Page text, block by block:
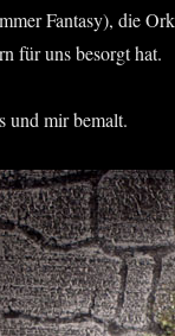
Fantasy), die
für uns besorgt hat.
und mir bemalt.